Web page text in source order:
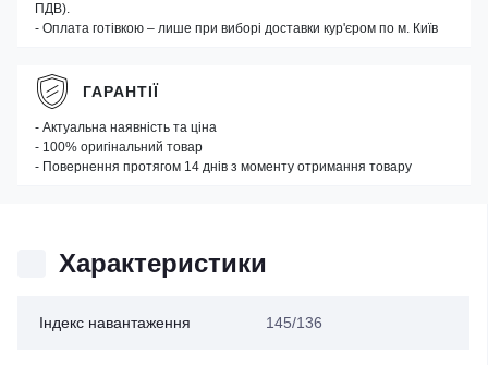
Характеристики
Індекс навантаження 145/136
ПДВ).
- Оплата готівкою – лише при виборі доставки кур'єром по м. Київ
ГАРАНТІЇ
- Актуальна наявність та ціна
- 100% оригінальний товар
- Повернення протягом 14 днів з моменту отримання товару